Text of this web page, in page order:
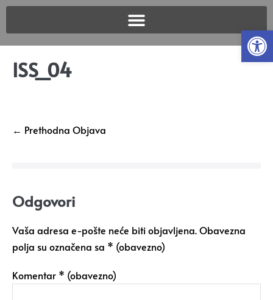
ISS_04
← Prethodna Objava
Odgovori
Vaša adresa e-pošte neće biti objavljena.Obavezna
polja su označena sa * (obavezno)
Komentar * (obavezno)